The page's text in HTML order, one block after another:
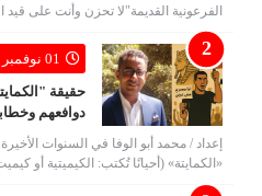
الفرعونية القديمة"لا تحزن وأنت على قيد
01 نوفمبر 2025
حقيقة
دوافعهم
إعداد / محمد أبو الوفا في السنوات
«الكمايتة» (أحيانًا تُكتب: الكيميتية أو